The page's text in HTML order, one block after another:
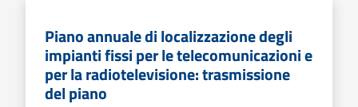
Piano annuale di localizzazione degli
impianti fissi per le telecomunicazioni e
per la radiotelevisione: trasmissione
del piano